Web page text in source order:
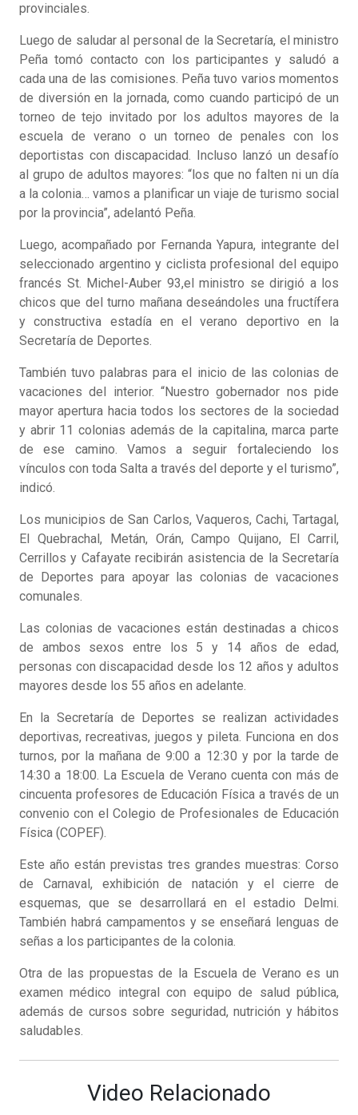
provinciales.
Luego de saludar al personal de la Secretaría, el ministro
Peña tomó contacto con los participantes y saludó a
cada una de las comisiones. Peña tuvo varios momentos
de diversión en la jornada, como cuando participó de un
torneo de tejo invitado por los adultos mayores de la
escuela de verano o un torneo de penales con los
deportistas con discapacidad. Incluso lanzó un desafío
al grupo de adultos mayores: “los que no falten ni un día
a la colonia… vamos a planificar un viaje de turismo social
por la provincia”, adelantó Peña.
Luego, acompañado por Fernanda Yapura, integrante del
seleccionado argentino y ciclista profesional del equipo
francés St. Michel-Auber 93,el ministro se dirigió a los
chicos que del turno mañana deseándoles una fructífera
y constructiva estadía en el verano deportivo en la
Secretaría de Deportes.
También tuvo palabras para el inicio de las colonias de
vacaciones del interior. “Nuestro gobernador nos pide
mayor apertura hacia todos los sectores de la sociedad
y abrir 11 colonias además de la capitalina, marca parte
de ese camino. Vamos a seguir fortaleciendo los
vínculos con toda Salta a través del deporte y el turismo”,
indicó.
Los municipios de San Carlos, Vaqueros, Cachi, Tartagal,
El Quebrachal, Metán, Orán, Campo Quijano, El Carril,
Cerrillos y Cafayate recibirán asistencia de la Secretaría
de Deportes para apoyar las colonias de vacaciones
comunales.
Las colonias de vacaciones están destinadas a chicos
de ambos sexos entre los 5 y 14 años de edad,
personas con discapacidad desde los 12 años y adultos
mayores desde los 55 años en adelante.
En la Secretaría de Deportes se realizan actividades
deportivas, recreativas, juegos y pileta. Funciona en dos
turnos, por la mañana de 9:00 a 12:30 y por la tarde de
14:30 a 18:00. La Escuela de Verano cuenta con más de
cincuenta profesores de Educación Física a través de un
convenio con el Colegio de Profesionales de Educación
Física (COPEF).
Este año están previstas tres grandes muestras: Corso
de Carnaval, exhibición de natación y el cierre de
esquemas, que se desarrollará en el estadio Delmi.
También habrá campamentos y se enseñará lenguas de
señas a los participantes de la colonia.
Otra de las propuestas de la Escuela de Verano es un
examen médico integral con equipo de salud pública,
además de cursos sobre seguridad, nutrición y hábitos
saludables.
Video Relacionado